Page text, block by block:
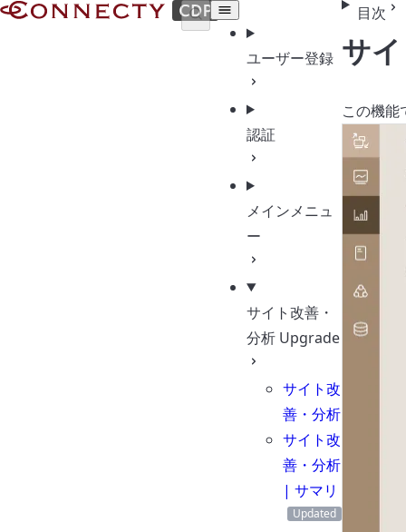
Documents | CONNECTY CDP
ユーザー登録
認証
メインメニュ
ー
サイト改善・
分析 Upgrade
サイト改
善・分析
サイト改
善・分析
| サマリ
目次
サ
この機能